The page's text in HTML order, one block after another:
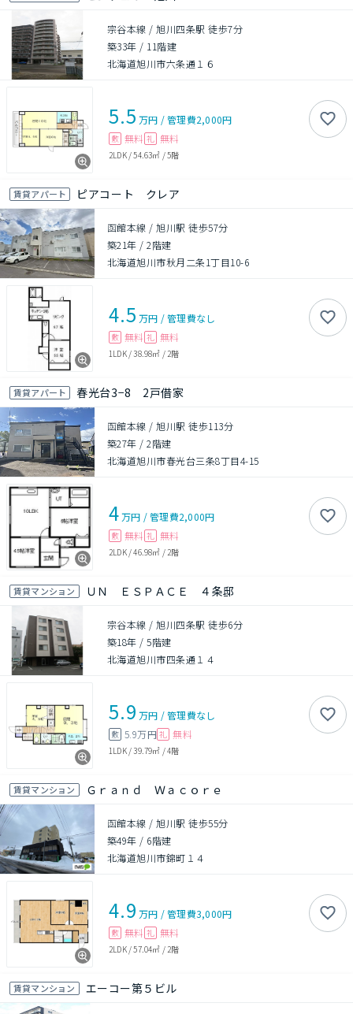
宗谷本線 / 旭川四条駅 徒歩7分
築33年 / 11階建
北海道旭川市六条通１６
5.5 万円 /管理費2,000円
敷 無料 礼 無料
2LDK/54.63㎡ /5階
賃貸アパート ピアコート クレア
函館本線 / 旭川駅 徒歩57分
築21年 /2階建
北海道旭川市秋月二条1丁目10-6
4.5 万円 /管理費なし
敷 無料 礼 無料
1LDK/38.98㎡ / 2階
賃貸アパート 春光台3−8 2戸借家
函館本線 / 旭川駅 徒歩113分
築27年 /2階建
北海道旭川市春光台三条8丁目4-15
4万円 /管理費2,000円
敷 無料 礼 無料
2LDK/46.98㎡ / 2階
賃貸マンション ＵＮ ＥＳＰＡＣＥ ４条邸
宗谷本線 / 旭川四条駅 徒歩6分
築18年 /5階建
北海道旭川市四条通１４
5.9 万円 /管理費なし
敷 5.9万円 礼 無料
1LDK/39.79㎡ /4階
賃貸マンション Ｇｒａｎｄ Ｗａｃｏｒｅ
函館本線 / 旭川駅 徒歩55分
築49年 / 6階建
北海道旭川市錦町１４
4.9 万円 /管理費3,000円
敷 無料 礼 無料
2LDK/57.04㎡ / 2階
賃貸マンション エーコー第５ビル